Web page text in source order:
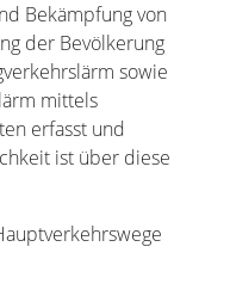
Bekämpfung von
der Bevölkerung
sowie
mittels
erfasst und
ist über diese